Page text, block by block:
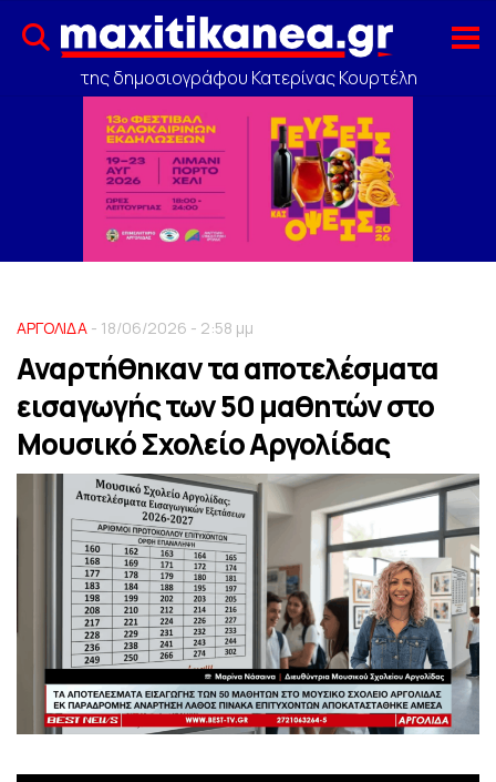
της δημοσιογράφου Κατερίνας Κουρτέλη
ΑΡΓΟΛΙΔΑ - 18/06/2026 - 2:58 μμ
Αναρτήθηκαν τα αποτελέσματα
εισαγωγής των 50 μαθητών στο
Μουσικό Σχολείο Αργολίδας